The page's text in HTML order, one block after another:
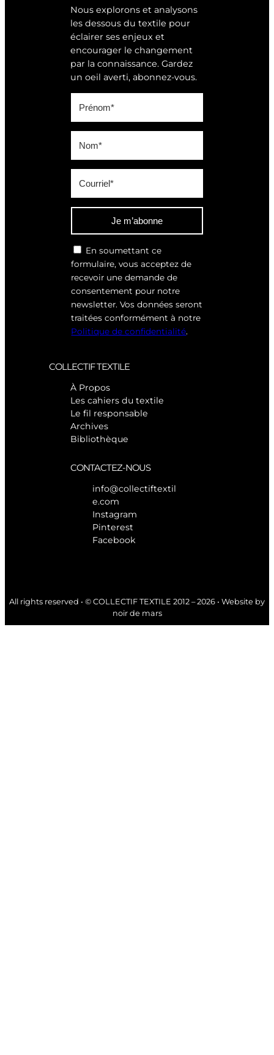
Nous explorons et analysons
les dessous du textile pour
éclairer ses enjeux et
encourager le changement
par la connaissance. Gardez
un oeil averti, abonnez-vous.
Je m’abonne
En soumettant ce
formulaire, vous acceptez de
recevoir une demande de
consentement pour notre
newsletter. Vos données seront
traitées conformément à notre
Politique de confidentialité.
COLLECTIF TEXTILE
À Propos
Les cahiers du textile
Le fil responsable
Archives
Bibliothèque
CONTACTEZ-NOUS
info@collectiftextil
e.com
Instagram
Pinterest
Facebook
All rights reserved • © COLLECTIF TEXTILE 2012 – 2026 • Website by
noir de mars